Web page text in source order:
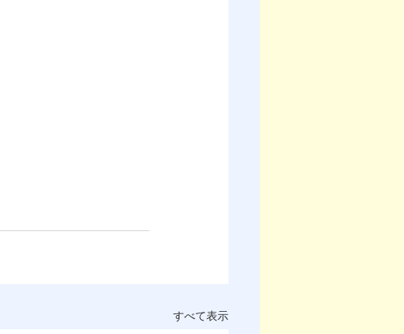
すべて表示